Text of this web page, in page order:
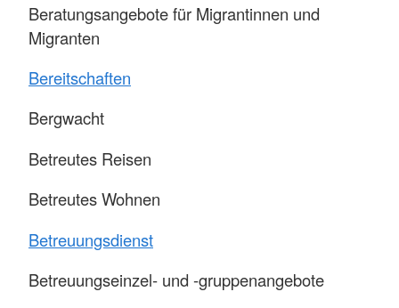
Beratungsangebote für Migrantinnen und
Migranten
Bereitschaften
Bergwacht
Betreutes Reisen
Betreutes Wohnen
Betreuungsdienst
Betreuungseinzel- und -gruppenangebote